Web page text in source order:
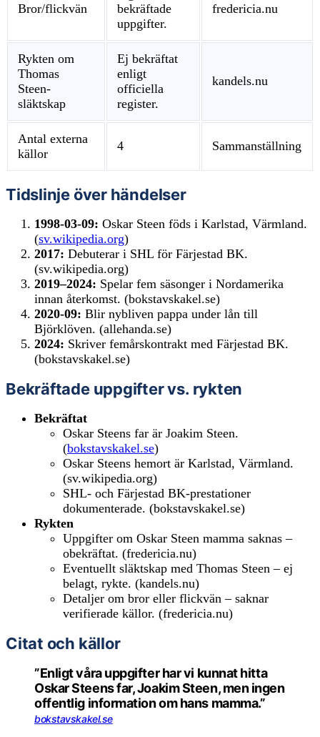
Bror/flickvän
bekräftade
uppgifter.
fredericia.nu
Rykten om
Thomas
Steen-
släktskap
Ej bekräftat
enligt
officiella
register.
kandels.nu
Antal externa
källor
4 Sammanställning
Tidslinje över händelser
1998-03-09: Oskar Steen föds i Karlstad, Värmland.
(sv.wikipedia.org)
2017: Debuterar i SHL för Färjestad BK.
(sv.wikipedia.org)
2019–2024: Spelar fem säsonger i Nordamerika
innan återkomst. (bokstavskakel.se)
2020-09: Blir nybliven pappa under lån till
Björklöven. (allehanda.se)
2024: Skriver femårskontrakt med Färjestad BK.
(bokstavskakel.se)
Bekräftade uppgifter vs. rykten
Bekräftat
Oskar Steens far är Joakim Steen.
(bokstavskakel.se)
Oskar Steens hemort är Karlstad, Värmland.
(sv.wikipedia.org)
SHL- och Färjestad BK-prestationer
dokumenterade. (bokstavskakel.se)
Rykten
Uppgifter om Oskar Steen mamma saknas –
obekräftat. (fredericia.nu)
Eventuellt släktskap med Thomas Steen – ej
belagt, rykte. (kandels.nu)
Detaljer om bror eller flickvän – saknar
verifierade källor. (fredericia.nu)
Citat och källor
”Enligt våra uppgifter har vi kunnat hitta
Oskar Steens far, Joakim Steen, men ingen
offentlig information om hans mamma.”
bokstavskakel.se